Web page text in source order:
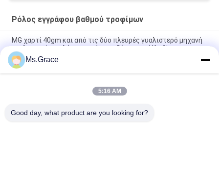
Ρόλος εγγράφου βαθμού τροφίμων
MG χαρτί 40gm και από τις δύο πλευρές γυαλιστερό μηχανή
γυαλιστερό υψηλής αντοχής παρθένο χαρτί Kraft
80/90gm Διπλής όψης Σκληρό Μαύρο Χαρτί Kraft Τροφικής
ποιότητας Για τυλίξη Καρύδων & Ξηρών Φρούτων
BMPAPER Υψηλής αναπνευστικότητας Τεχνητό χαρτί
Ms.Grace
5:16 AM
Good day, what product are you looking for?